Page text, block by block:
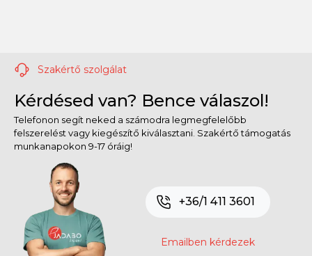
Szakértő szolgálat
Kérdésed van? Bence válaszol!
Telefonon segít neked a számodra legmegfelelőbb
felszerelést vagy kiegészítő kiválasztani. Szakértő támogatás
munkanapokon 9-17 óráig!
+36/1 411 3601
Emailben kérdezek